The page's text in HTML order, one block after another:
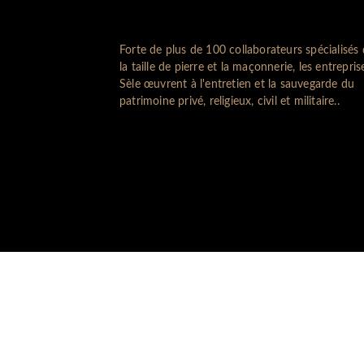
Forte de plus de 100 collaborateurs spécialisés
la taille de pierre et la maçonnerie, les
Sèle œuvrent à l'entretien et la sauvegarde du
patrimoine privé, religieux, civil et militaire..